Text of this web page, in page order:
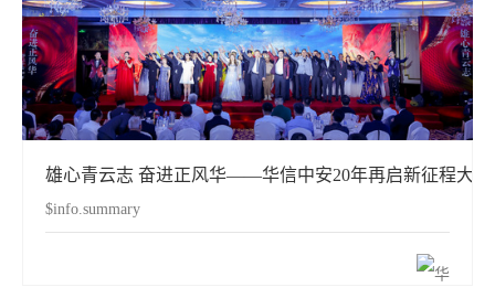
雄心青云志 奋进正风华——华信中安20年再启新征程大会
$info.summary